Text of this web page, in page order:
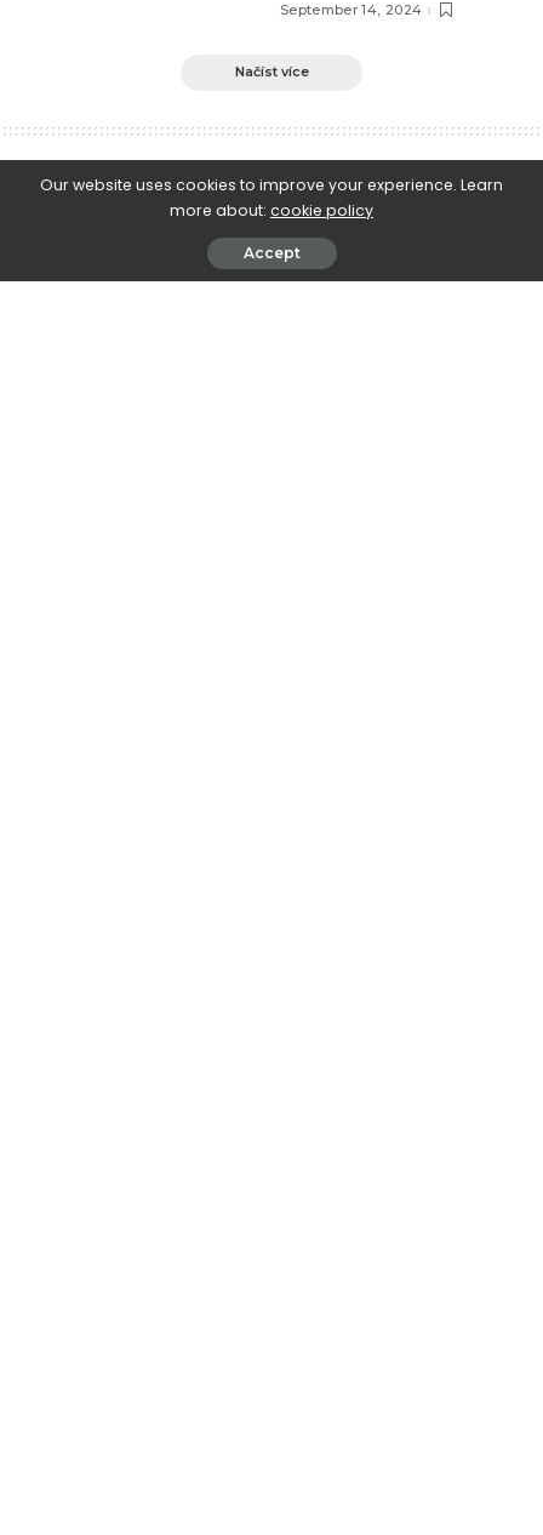
September 14, 2024
Načíst více
O Prorokově přímluvě
Our website uses cookies to improve your experience. Learn
more about: cookie policy
Accept